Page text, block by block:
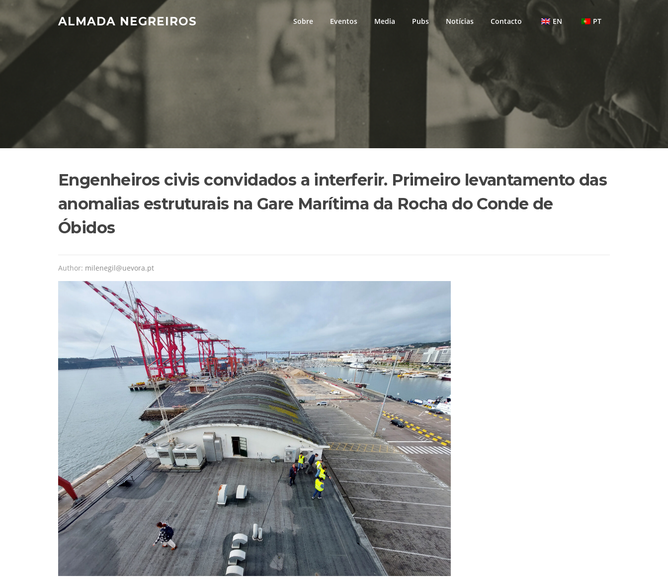
content
ALMADA NEGREIROS Sobre Eventos Media Pubs Notícias Contacto EN PT
Engenheiros civis convidados a interferir. Primeiro levantamento das
anomalias estruturais na Gare Marítima da Rocha do Conde de
Óbidos
Author: milenegil@uevora.pt